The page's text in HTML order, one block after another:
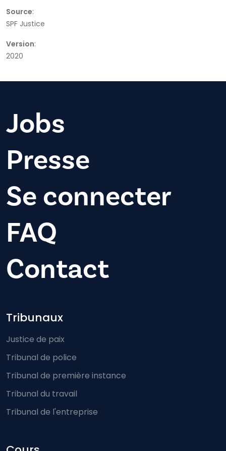
Source:
SPF Justice
Version:
2020
Jobs
Presse
Se connecter
FAQ
Contact
Footer-menu
Tribunaux
Justice de paix
Tribunal de police
Tribunal de première instance
Tribunal du travail
Tribunal de l'entreprise